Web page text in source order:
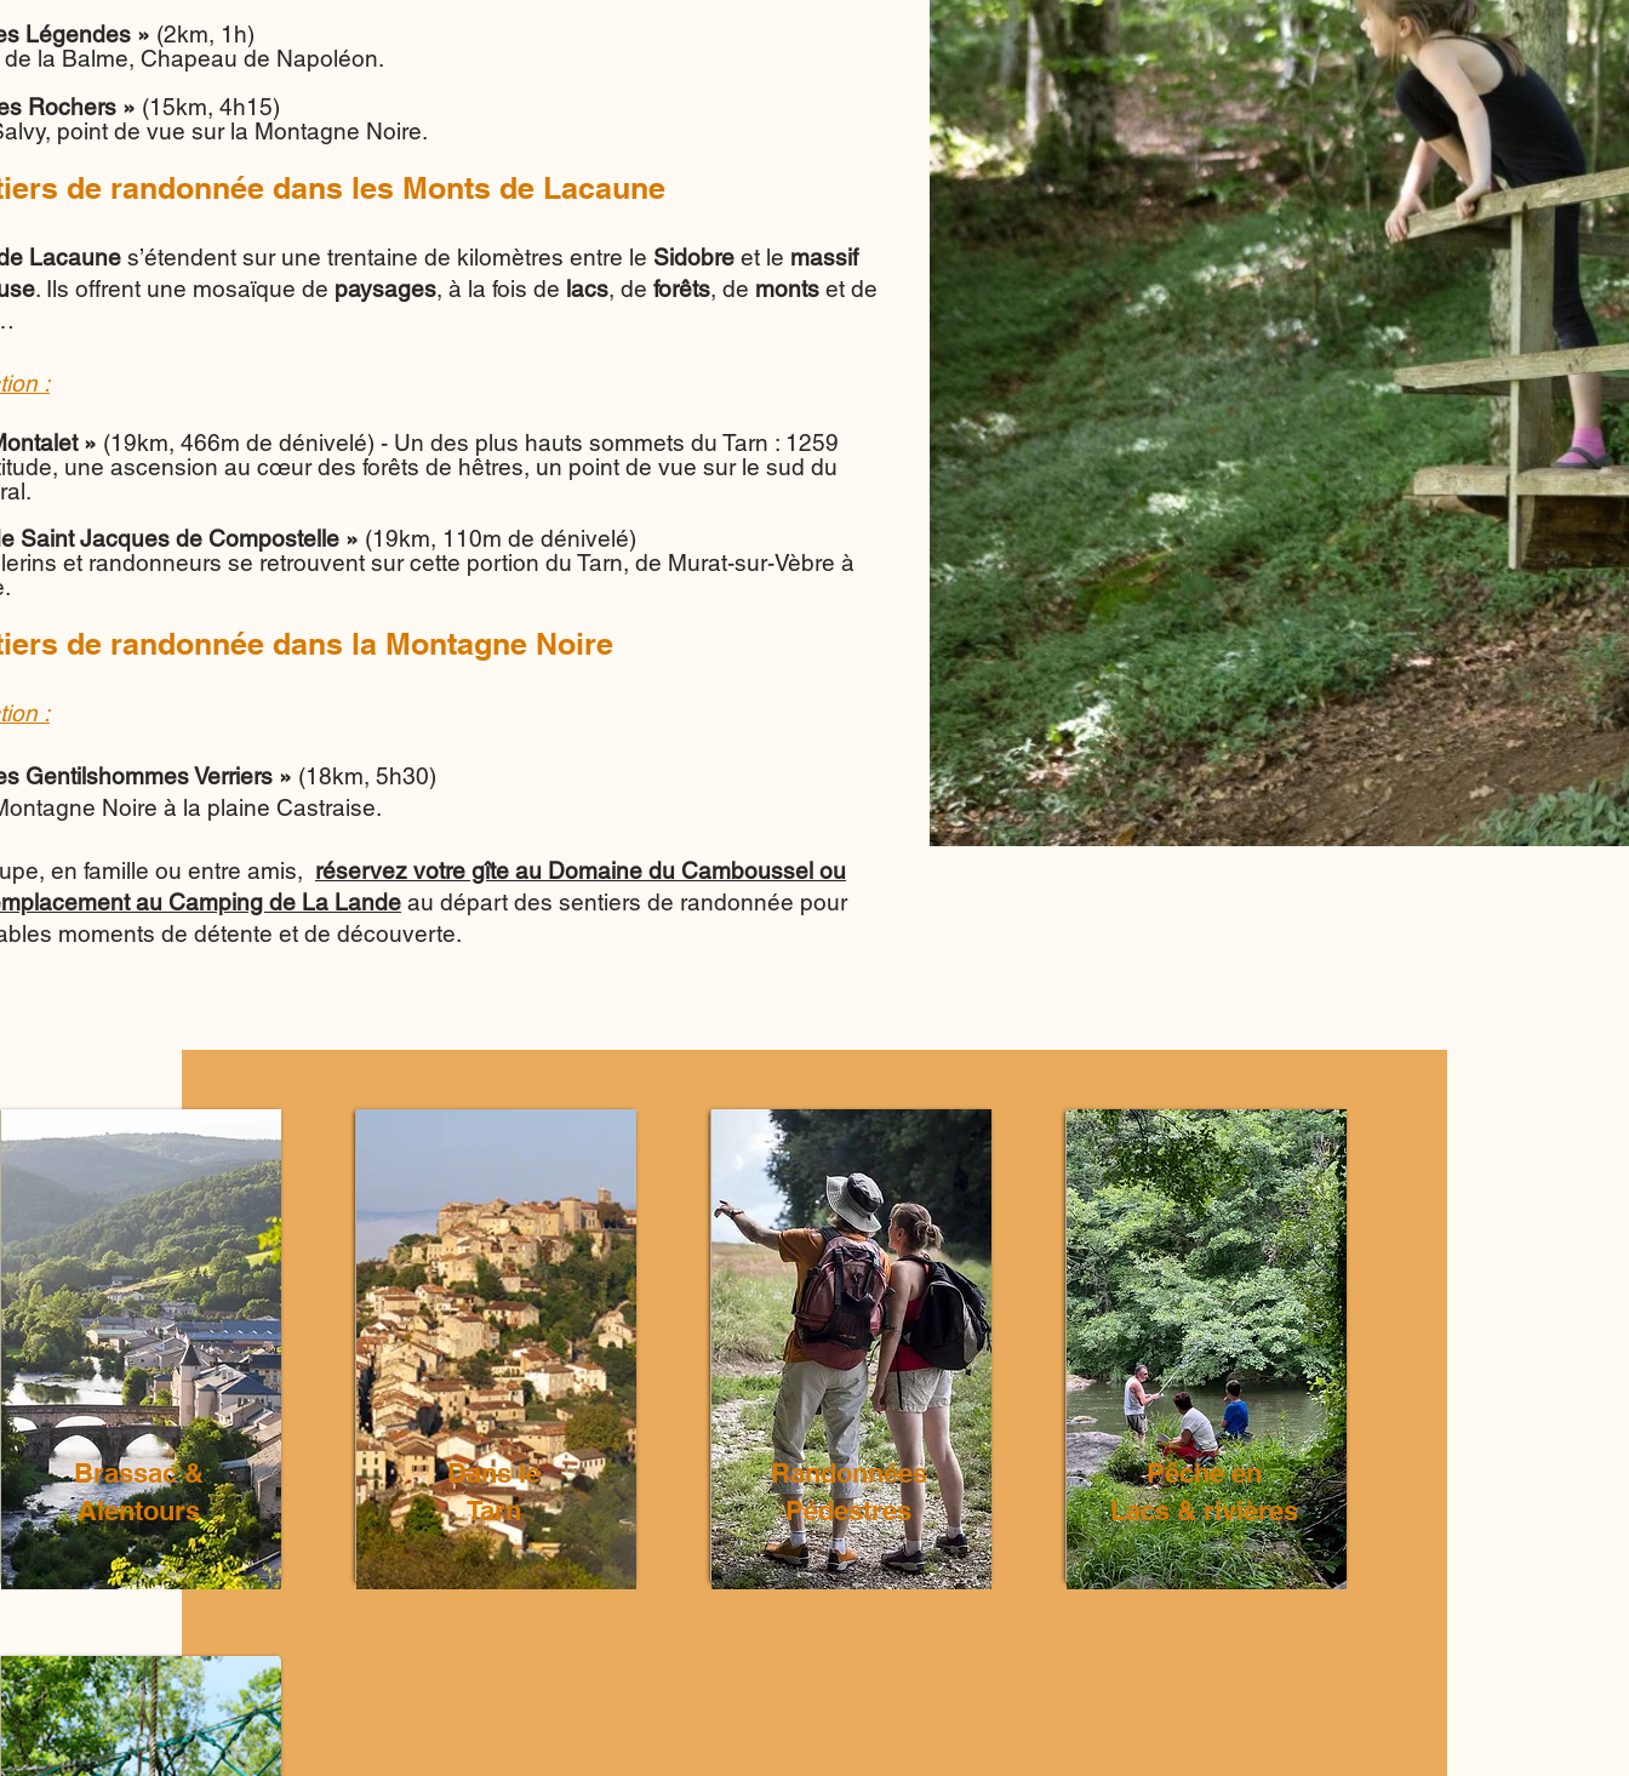
Légendes » (2km, 1h)
la Balme, Chapeau de Napoléon.
Rochers » (15km, 4h15)
point de vue sur la Montagne Noire.
de randonnée dans les Monts de Lacaune
Lacaune s’étendent sur une trentaine de kilomètres entre le Sidobre et le massif
. Ils offrent une mosaïque de paysages, à la fois de lacs, de forêts, de monts et de
:
» (19km, 466m de dénivelé) - Un des plus hauts sommets du Tarn : 1259
une ascension au cœur des forêts de hêtres, un point de vue sur le sud du
Saint Jacques de Compostelle » (19km, 110m de dénivelé)
et randonneurs se retrouvent sur cette portion du Tarn, de Murat-sur-Vèbre à
de randonnée dans la Montagne Noire
:
Gentilshommes Verriers » (18km, 5h30)
Noire à la plaine Castraise.
en famille ou entre amis, réservez votre gîte au Domaine du Camboussel ou
au Camping de La Lande au départ des sentiers de randonnée pour
moments de détente et de découverte.
Brassac &
Alentours
Dans le
Tarn
Randonnées
Pédestres
Pêche en
Lacs & rivières